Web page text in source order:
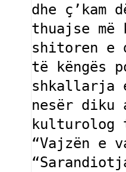
dhe
thuajse më
shitoren e
të këngës
shkallarja
nesër
kulturolog
“Vajzën e